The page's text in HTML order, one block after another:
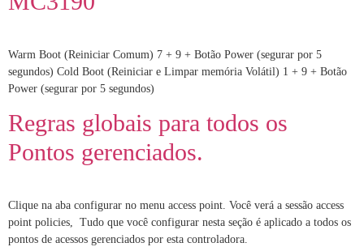
Warm Boot (Reiniciar Comum) 7 + 9 + Botão Power (segurar por 5
segundos) Cold Boot (Reiniciar e Limpar memória Volátil) 1 + 9 + Botão
Power (segurar por 5 segundos)
Regras globais para todos os
Pontos gerenciados.
Clique na aba configurar no menu access point. Você verá a sessão access
point policies, Tudo que você configurar nesta seção é aplicado a todos os
pontos de acessos gerenciados por esta controladora.